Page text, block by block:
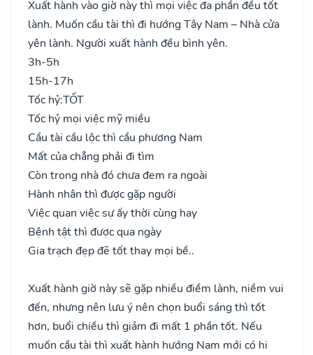
Xuất hành vào giờ này thì mọi việc đa phần đều tốt
lành. Muốn cầu tài thì đi hướng Tây Nam – Nhà cửa
yên lành. Người xuất hành đều bình yên.
3h-5h
15h-17h
Tốc hỷ:TỐT
Tốc hỷ mọi việc mỹ miều
Cầu tài cầu lộc thì cầu phương Nam
Mất của chẳng phải đi tìm
Còn trong nhà đó chưa đem ra ngoài
Hành nhân thì được gặp người
Việc quan việc sự ấy thời cùng hay
Bệnh tật thì được qua ngày
Gia trạch đẹp đẽ tốt thay mọi bề..
Xuất hành giờ này sẽ gặp nhiều điềm lành, niềm vui
đến, nhưng nên lưu ý nên chọn buổi sáng thì tốt
hơn, buổi chiều thì giảm đi mất 1 phần tốt. Nếu
muốn cầu tài thì xuất hành hướng Nam mới có hi